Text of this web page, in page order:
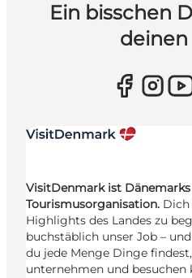
Ein bisschen
deinen
VisitDenmark ist
Tourismusorganisation.
Highlights des Landes zu
buchstäblich unser Job –
du jede Menge Dinge
unternehmen und besuchen